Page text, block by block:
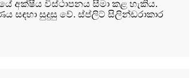
අක්ෂීය විස්ථාපනය සීමා කළ හැකිය.
සඳහා සුදුසු වේ. ස්ප්ලිට් සිලින්ඩරාකාර